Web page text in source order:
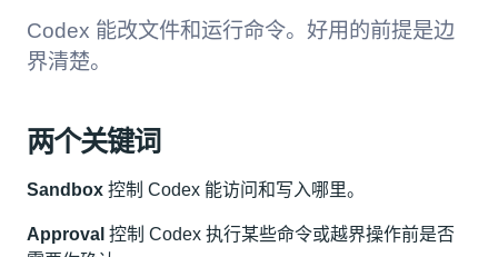
Codex 能改文件和运行命令。好用的前提是边
界清楚。
两个关键词
Sandbox 控制 Codex 能访问和写入哪里。
Approval 控制 Codex 执行某些命令或越界操作前是否